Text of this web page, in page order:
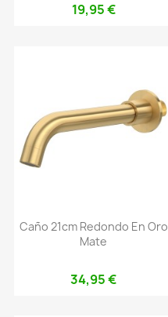
19,95 €
Caño 21cm Redondo En Oro
Mate
34,95 €